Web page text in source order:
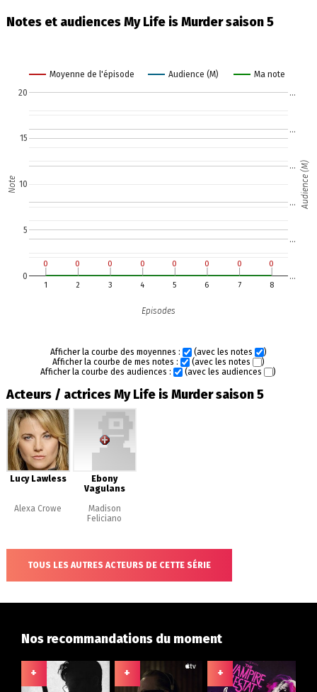
Notes et audiences My Life is Murder saison 5
Moyenne de l'épisode Audience (M) Ma note
1 2 3 4 5 6 7 8
0
5
10
15
20
…
…
…
…
…
…
0
0 0
0 0
0 0
0 0
0 0
0 0
0 0
0
Episodes
Note Audience (M)
Afficher la courbe des moyennes : (avec les notes
)
Afficher la courbe de mes notes :
(avec les notes
)
Afficher la courbe des audiences :
(avec les audiences )
Acteurs / actrices My Life is Murder saison 5
Lucy Lawless
Alexa Crowe
Ebony
Vagulans
Madison
Feliciano
TOUS LES AUTRES ACTEURS DE CETTE SÉRIE
Nos recommandations du moment
+ + +